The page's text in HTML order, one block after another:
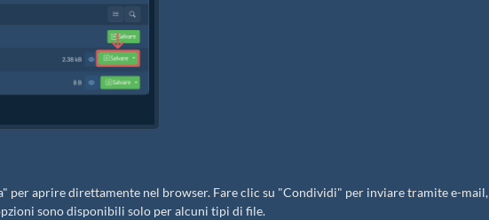
per aprire direttamente nel browser. Fare clic su "Condividi" per inviare tramite e-mail,
sono disponibili solo per alcuni tipi di file.